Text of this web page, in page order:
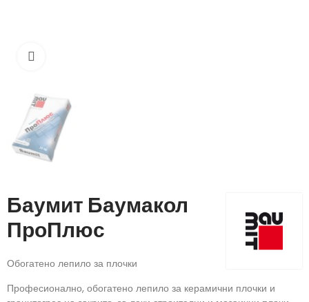
Баумит Баумакол
ПроПлюс
Обогатено лепило за плочки
Професионално, обогатено лепило за керамични плочки и